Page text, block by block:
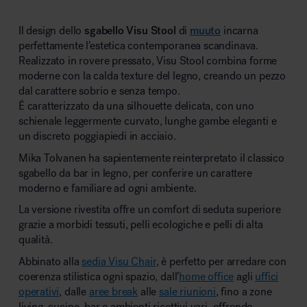
Il design dello sgabello Visu Stool di muuto incarna
perfettamente l’estetica contemporanea scandinava.
Realizzato in rovere pressato, Visu Stool combina forme
moderne con la calda texture del legno, creando un pezzo
dal carattere sobrio e senza tempo.
É caratterizzato da una silhouette delicata, con uno
schienale leggermente curvato, lunghe gambe eleganti e
un discreto poggiapiedi in acciaio.
Mika Tolvanen ha sapientemente reinterpretato il classico
sgabello da bar in legno, per conferire un carattere
moderno e familiare ad ogni ambiente.
La versione rivestita offre un comfort di seduta superiore
grazie a morbidi tessuti, pelli ecologiche e pelli di alta
qualità.
Abbinato alla sedia Visu Chair, è perfetto per arredare con
coerenza stilistica ogni spazio, dall’home office agli uffici
operativi, dalle aree break alle sale riunioni, fino a zone